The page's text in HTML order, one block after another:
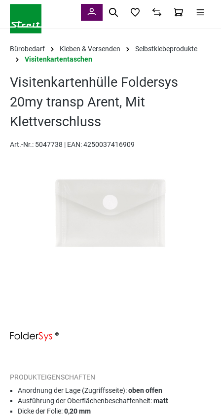
Bürobedarf Kleben & Versenden
Selbstklebeprodukte
Visitenkartentaschen
Visitenkartenhülle Foldersys
20my transp Arent, Mit
Klettverschluss
Art.-Nr.: 5047738 | EAN: 4250037416909
PRODUKTEIGENSCHAFTEN
Anordnung der Lage (Zugriffsseite):oben offen
Ausführung der Oberflächenbeschaffenheit:matt
Dicke der Folie:0,20 mm